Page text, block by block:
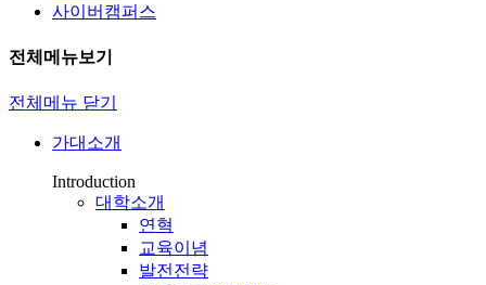
사이버캠퍼스
전체메뉴보기
전체메뉴 닫기
가대소개
Introduction
대학소개
연혁
교육이념
발전전략